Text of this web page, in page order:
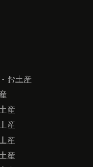
お土産
産
産
産
産